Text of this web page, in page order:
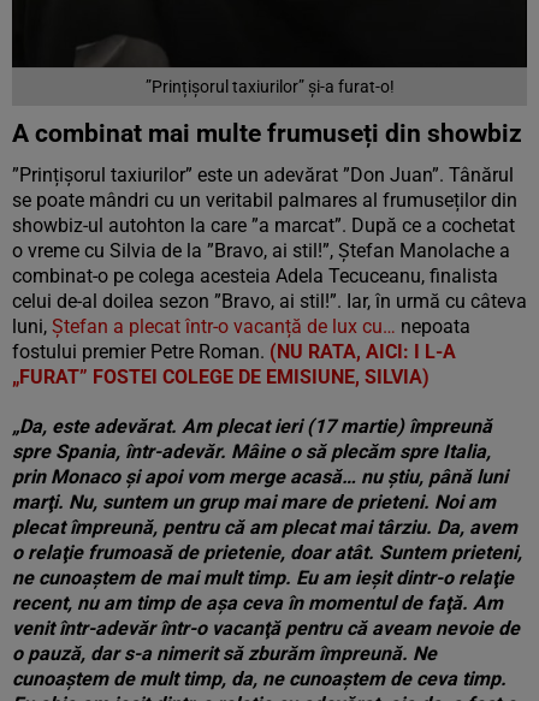
”Prințișorul taxiurilor” și-a furat-o!
A combinat mai multe frumuseți din showbiz
”Prințișorul taxiurilor” este un adevărat ”Don Juan”. Tânărul
se poate mândri cu un veritabil palmares al frumuseților din
showbiz-ul autohton la care ”a marcat”. După ce a cochetat
o vreme cu Silvia de la ”Bravo, ai stil!”, Ștefan Manolache a
combinat-o pe colega acesteia Adela Tecuceanu, finalista
celui de-al doilea sezon ”Bravo, ai stil!”. Iar, în urmă cu câteva
luni, Ștefan a plecat într-o vacanță de lux cu… nepoata
fostului premier Petre Roman. (NU RATA, AICI: I L-A
„FURAT” FOSTEI COLEGE DE EMISIUNE, SILVIA)
„Da, este adevărat. Am plecat ieri (17 martie) împreună
spre Spania, într-adevăr. Mâine o să plecăm spre Italia,
prin Monaco şi apoi vom merge acasă… nu ştiu, până luni
marţi. Nu, suntem un grup mai mare de prieteni. Noi am
plecat împreună, pentru că am plecat mai târziu. Da, avem
o relaţie frumoasă de prietenie, doar atât. Suntem prieteni,
ne cunoaştem de mai mult timp. Eu am ieşit dintr-o relaţie
recent, nu am timp de aşa ceva în momentul de faţă. Am
venit într-adevăr într-o vacanţă pentru că aveam nevoie de
o pauză, dar s-a nimerit să zburăm împreună. Ne
cunoaştem de mult timp, da, ne cunoaştem de ceva timp.